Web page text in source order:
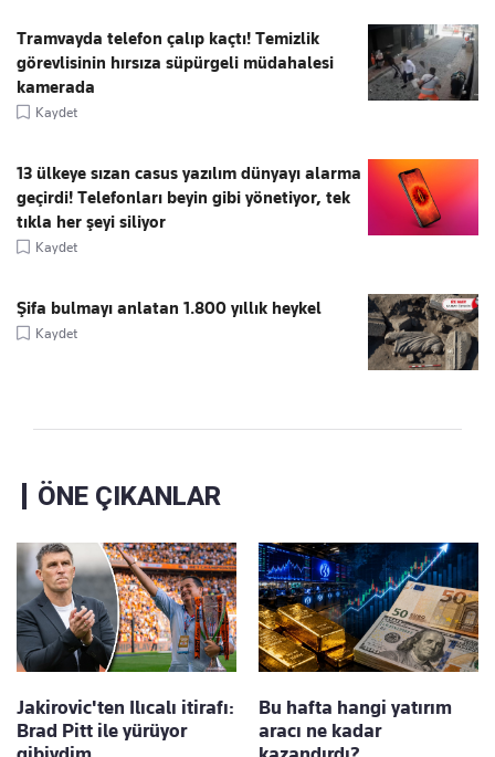
Tramvayda telefon çalıp kaçtı! Temizlik
görevlisinin hırsıza süpürgeli müdahalesi
kamerada
Kaydet
13 ülkeye sızan casus yazılım dünyayı alarma
geçirdi! Telefonları beyin gibi yönetiyor, tek
tıkla her şeyi siliyor
Kaydet
Şifa bulmayı anlatan 1.800 yıllık heykel
Kaydet
ÖNE ÇIKANLAR
Jakirovic'ten Ilıcalı itirafı:
Brad Pitt ile yürüyor
Bu hafta hangi yatırım
aracı ne kadar